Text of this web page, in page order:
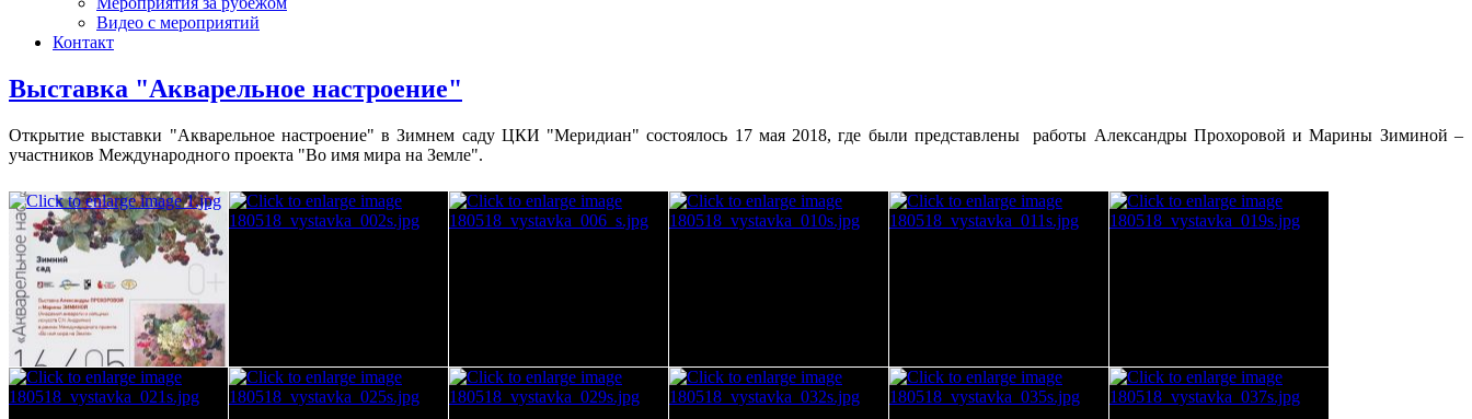
Видео с мероприятий
Контакт
Выставка "Акварельное настроение"
Открытие выставки "Акварельное настроение" в Зимнем саду ЦКИ "Меридиан" состоялось 17 мая 2018, где были представлены работы Александры Прохоровой и Марины Зиминой –
участников Международного проекта "Во имя мира на Земле".